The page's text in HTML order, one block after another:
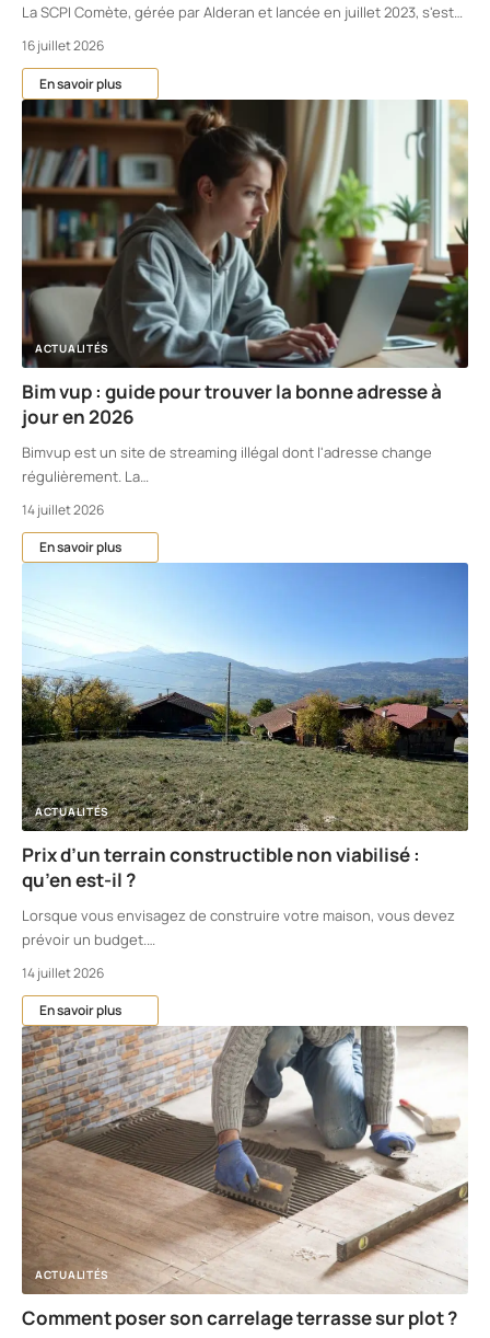
La SCPI Comète, gérée par Alderan et lancée en juillet 2023, s'est…
16 juillet 2026
En savoir plus
ACTUALITÉS
Bim vup : guide pour trouver la bonne adresse à
jour en 2026
Bimvup est un site de streaming illégal dont l'adresse change
régulièrement. La…
14 juillet 2026
En savoir plus
ACTUALITÉS
Prix d’un terrain constructible non viabilisé :
qu’en est-il ?
Lorsque vous envisagez de construire votre maison, vous devez
prévoir un budget.…
14 juillet 2026
En savoir plus
ACTUALITÉS
Comment poser son carrelage terrasse sur plot ?